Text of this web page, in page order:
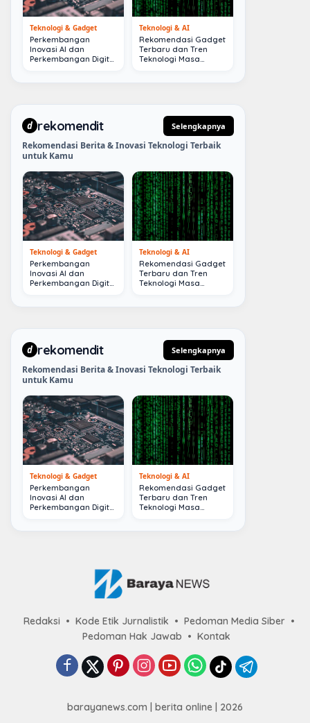
Teknologi & Gadget
Perkembangan
Inovasi AI dan
Perkembangan Digital
Teknologi & AI
Rekomendasi Gadget
Terbaru dan Tren
Teknologi Masa
d rekomendit Selengkapnya
Rekomendasi Berita & Inovasi Teknologi Terbaik
untuk Kamu
Teknologi & Gadget
Perkembangan
Inovasi AI dan
Perkembangan Digital
Teknologi & AI
Rekomendasi Gadget
Terbaru dan Tren
Teknologi Masa
d rekomendit Selengkapnya
Rekomendasi Berita & Inovasi Teknologi Terbaik
untuk Kamu
Teknologi & Gadget
Perkembangan
Inovasi AI dan
Perkembangan Digital
Teknologi & AI
Rekomendasi Gadget
Terbaru dan Tren
Teknologi Masa
Redaksi Kode Etik Jurnalistik
Pedoman Media Siber
Pedoman Hak Jawab
Kontak
barayanews.com | berita online | 2026